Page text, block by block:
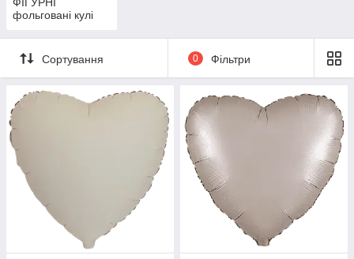
фольговані кулі
Сортування 0 Фільтри